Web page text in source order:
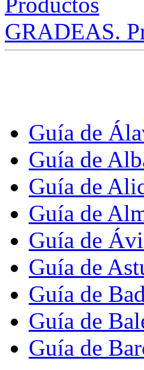
GRADEAS.
Guía de
Guía de
Guía de
Guía de
Guía de
Guía de
Guía de
Guía de
Guía de